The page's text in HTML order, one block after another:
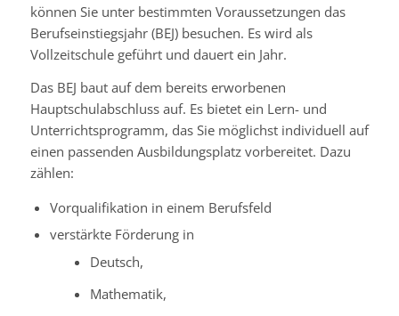
können Sie unter bestimmten Voraussetzungen das
Berufseinstiegsjahr (BEJ) besuchen. Es wird als
Vollzeitschule geführt und dauert ein Jahr.
Das BEJ baut auf dem bereits erworbenen
Hauptschulabschluss auf. Es bietet ein Lern- und
Unterrichtsprogramm, das Sie möglichst individuell auf
einen passenden Ausbildungsplatz vorbereitet. Dazu
zählen:
Vorqualifikation in einem Berufsfeld
verstärkte Förderung in
Deutsch,
Mathematik,